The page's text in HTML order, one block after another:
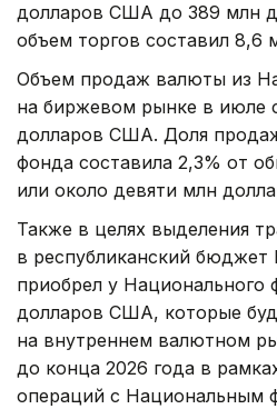
долларов США до 389 млн
объем торгов составил
Объем продаж валюты из
на биржевом рынке в июле
долларов США. Доля
фонда составила 2,3% от
или около девяти млн
Также в целях выделения
в республиканский
приобрел у
долларов США, которые
на внутреннем валютном
до конца 2026 года в
операций с Национальным